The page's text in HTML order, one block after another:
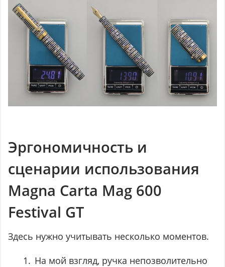
Эргономичность и
сценарии использования
Magna Carta Mag 600
Festival GT
Здесь нужно учитывать несколько моментов.
На мой взгляд, ручка непозволительно